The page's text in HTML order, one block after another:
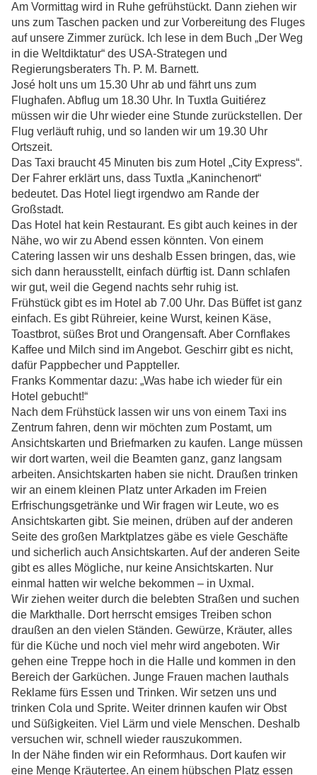
Am Vormittag wird in Ruhe gefrühstückt. Dann ziehen wir
uns zum Taschen packen und zur Vorbereitung des Fluges
auf unsere Zimmer zurück. Ich lese in dem Buch „Der Weg
in die Weltdiktatur“ des USA-Strategen und
Regierungsberaters Th. P. M. Barnett.
José holt uns um 15.30 Uhr ab und fährt uns zum
Flughafen. Abflug um 18.30 Uhr. In Tuxtla Guitiérez
müssen wir die Uhr wieder eine Stunde zurückstellen. Der
Flug verläuft ruhig, und so landen wir um 19.30 Uhr
Ortszeit.
Das Taxi braucht 45 Minuten bis zum Hotel „City Express“.
Der Fahrer erklärt uns, dass Tuxtla „Kaninchenort“
bedeutet. Das Hotel liegt irgendwo am Rande der
Großstadt.
Das Hotel hat kein Restaurant. Es gibt auch keines in der
Nähe, wo wir zu Abend essen könnten. Von einem
Catering lassen wir uns deshalb Essen bringen, das, wie
sich dann herausstellt, einfach dürftig ist. Dann schlafen
wir gut, weil die Gegend nachts sehr ruhig ist.
Frühstück gibt es im Hotel ab 7.00 Uhr. Das Büffet ist ganz
einfach. Es gibt Rühreier, keine Wurst, keinen Käse,
Toastbrot, süßes Brot und Orangensaft. Aber Cornflakes
Kaffee und Milch sind im Angebot. Geschirr gibt es nicht,
dafür Pappbecher und Pappteller.
Franks Kommentar dazu: „Was habe ich wieder für ein
Hotel gebucht!“
Nach dem Frühstück lassen wir uns von einem Taxi ins
Zentrum fahren, denn wir möchten zum Postamt, um
Ansichtskarten und Briefmarken zu kaufen. Lange müssen
wir dort warten, weil die Beamten ganz, ganz langsam
arbeiten. Ansichtskarten haben sie nicht. Draußen trinken
wir an einem kleinen Platz unter Arkaden im Freien
Erfrischungsgetränke und Wir fragen wir Leute, wo es
Ansichtskarten gibt. Sie meinen, drüben auf der anderen
Seite des großen Marktplatzes gäbe es viele Geschäfte
und sicherlich auch Ansichtskarten. Auf der anderen Seite
gibt es alles Mögliche, nur keine Ansichtskarten. Nur
einmal hatten wir welche bekommen – in Uxmal.
Wir ziehen weiter durch die belebten Straßen und suchen
die Markthalle. Dort herrscht emsiges Treiben schon
draußen an den vielen Ständen. Gewürze, Kräuter, alles
für die Küche und noch viel mehr wird angeboten. Wir
gehen eine Treppe hoch in die Halle und kommen in den
Bereich der Garküchen. Junge Frauen machen lauthals
Reklame fürs Essen und Trinken. Wir setzen uns und
trinken Cola und Sprite. Weiter drinnen kaufen wir Obst
und Süßigkeiten. Viel Lärm und viele Menschen. Deshalb
versuchen wir, schnell wieder rauszukommen.
In der Nähe finden wir ein Reformhaus. Dort kaufen wir
eine Menge Kräutertee. An einem hübschen Platz essen